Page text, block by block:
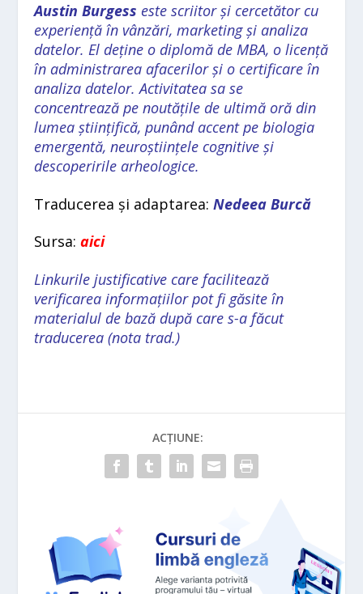
Austin Burgess este scriitor și cercetător cu
experiență în vânzări, marketing și analiza
datelor. El deține o diplomă de MBA, o licență
în administrarea afacerilor și o certificare în
analiza datelor. Activitatea sa se
concentrează pe noutățile de ultimă oră din
lumea științifică, punând accent pe biologia
emergentă, neuroștiințele cognitive și
descoperirile arheologice.
Traducerea și adaptarea:Nedeea Burcă
Sursa:aici
Linkurile justificative care facilitează
verificarea informațiilor pot fi găsite în
materialul de bază după care s-a făcut
traducerea (nota trad.)
ACȚIUNE: